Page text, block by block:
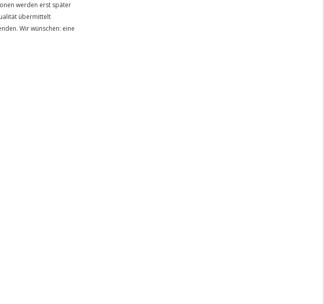
werden erst später
übermittelt
Wir wünschen: eine